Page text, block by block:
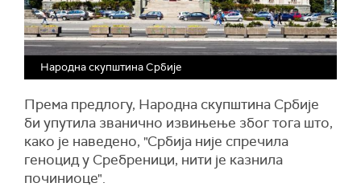
Народна скупштина Србије
Према предлогу, Народна скупштина Србије
би упутила званично извињење због тога што,
како је наведено, "Србија није спречила
геноцид у Сребреници, нити је казнила
починиоце".